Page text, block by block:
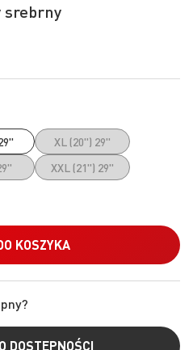
srebrny
XL (20") 29"
XXL (21") 29"
KOSZYKA
DOSTĘPNOŚCI